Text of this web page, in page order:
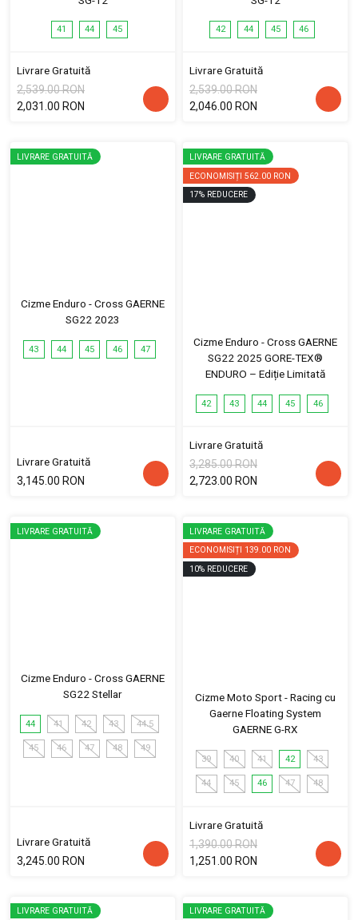
41 44 45
Livrare Gratuită
2,539.00 RON
2,031.00 RON
42 44 45 46
Livrare Gratuită
2,539.00 RON
2,046.00 RON
LIVRARE GRATUITĂ
Cizme Enduro - Cross GAERNE
SG22 2023
43 44 45 46 47
Livrare Gratuită
3,145.00 RON
LIVRARE GRATUITĂ
ECONOMISIȚI 562.00 RON
17% REDUCERE
Cizme Enduro - Cross GAERNE
SG22 2025 GORE-TEX®
ENDURO – Ediție Limitată
42 43 44 45 46
Livrare Gratuită
3,285.00 RON
2,723.00 RON
LIVRARE GRATUITĂ
Cizme Enduro - Cross GAERNE
SG22 Stellar
44 41 42 43 44.5
45 46 47 48 49
Livrare Gratuită
3,245.00 RON
LIVRARE GRATUITĂ
ECONOMISIȚI 139.00 RON
10% REDUCERE
Cizme Moto Sport - Racing cu
Gaerne Floating System
GAERNE G-RX
39 40 41 42 43
44 45 46 47 48
Livrare Gratuită
1,390.00 RON
1,251.00 RON
LIVRARE GRATUITĂ
LIVRARE GRATUITĂ